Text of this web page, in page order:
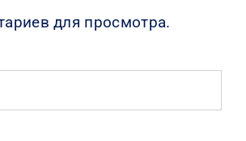
для просмотра.